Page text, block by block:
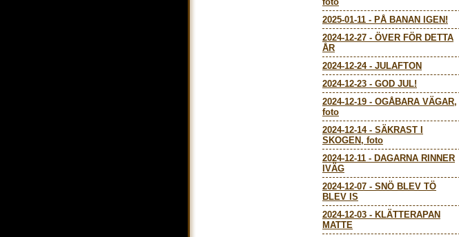
2025-01-11 - PÅ BANAN IGEN!
2024-12-27 - ÖVER FÖR DETTA
ÅR
2024-12-24- JULAFTON
2024-12-23 - GOD JUL!
2024-12-19 - OGÅBARA VÄGAR,
foto
2024-12-14- SÄKRAST I
SKOGEN, foto
2024-12-11 - DAGARNA RINNER
IVÄG
2024-12-07 - SNÖ BLEV TÖ
BLEV IS
2024-12-03 - KLÄTTERAPAN
MATTE